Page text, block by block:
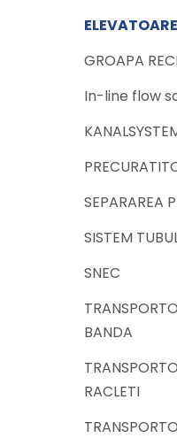
ELEVATOARE
GROAPA
In-line flow
SEPARAREA
SISTEM
SNEC
BANDA
RACLETI